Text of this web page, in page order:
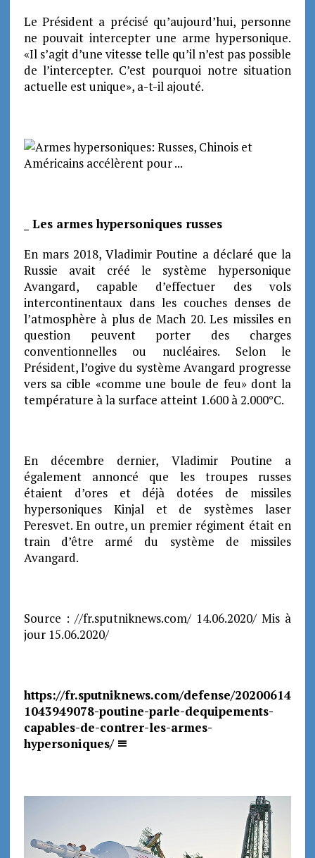
Le Président a précisé qu’aujourd’hui, personne
ne pouvait intercepter une arme hypersonique.
«Il s’agit d’une vitesse telle qu’il n’est pas possible
de l’intercepter. C’est pourquoi notre situation
actuelle est unique», a-t-il ajouté.
_ Les armes hypersoniques russes
En mars 2018, Vladimir Poutine a déclaré que la
Russie avait créé le système hypersonique
Avangard, capable d’effectuer des vols
intercontinentaux dans les couches denses de
l’atmosphère à plus de Mach 20. Les missiles en
question peuvent porter des charges
conventionnelles ou nucléaires. Selon le
Président, l’ogive du système Avangard progresse
vers sa cible «comme une boule de feu» dont la
température à la surface atteint 1.600 à 2.000°C.
En décembre dernier, Vladimir Poutine a
également annoncé que les troupes russes
étaient d’ores et déjà dotées de missiles
hypersoniques Kinjal et de systèmes laser
Peresvet. En outre, un premier régiment était en
train d’être armé du système de missiles
Avangard.
Source : //fr.sputniknews.com/ 14.06.2020/ Mis à
jour 15.06.2020/
https://fr.sputniknews.com/defense/20200614
1043949078-poutine-parle-dequipements-
capables-de-contrer-les-armes-
hypersoniques/